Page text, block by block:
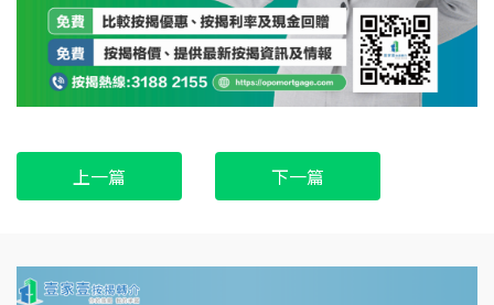
上一篇 下一篇